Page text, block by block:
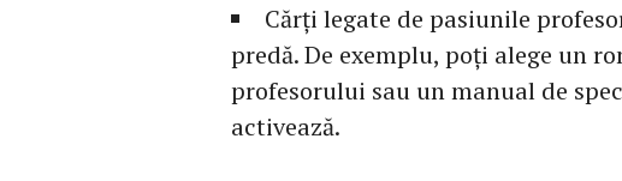
Cărți legate de pasiunile
predă. De exemplu, poți alege un
profesorului sau un manual de
activează.